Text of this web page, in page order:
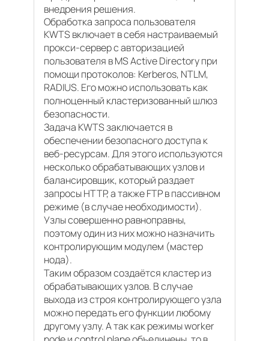
внедрения решения.
Обработка запроса пользователя
KWTS включает в себя настраиваемый
прокси-сервер с авторизацией
пользователя в MS Active Directory при
помощи протоколов: Kerberos, NTLM,
RADIUS. Его можно использовать как
полноценный кластеризованный шлюз
безопасности.
Задача KWTS заключается в
обеспечении безопасного доступа к
веб-ресурсам. Для этого используются
несколько обрабатывающих узлов и
балансировщик, который раздает
запросы HTTP, а также FTP в пассивном
режиме (в случае необходимости).
Узлы совершенно равноправны,
поэтому один из них можно назначить
контролирующим модулем (мастер
нода).
Таким образом создаётся кластер из
обрабатывающих узлов. В случае
выхода из строя контролирующего узла
можно передать его функции любому
другому узлу. А так как режимы worker